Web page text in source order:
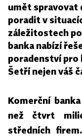
umět spravovat
poradit v
záležitostech
banka nabízí
poradenství pro
Šetří nejen váš
Komerční
než čtvrt
středních firem.